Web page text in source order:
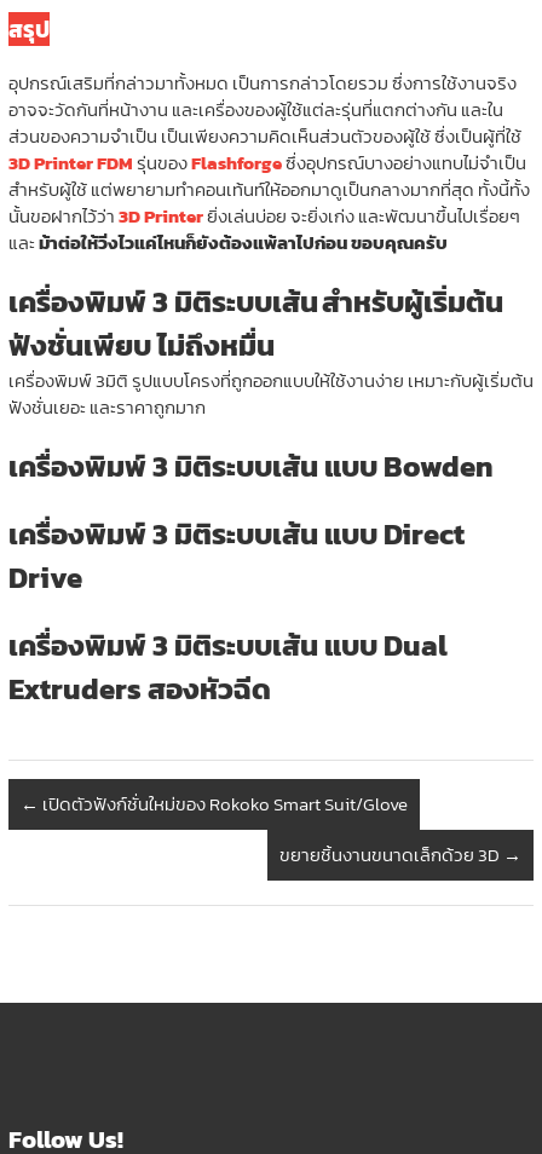
สรุป
อุปกรณ์เสริมที่กล่าวมาทั้งหมด เป็นการกล่าวโดยรวม ซึ่งการใช้งานจริง
อาจจะวัดกันที่หน้างาน และเครื่องของผู้ใช้แต่ละรุ่นที่แตกต่างกัน และใน
ส่วนของความจำเป็น เป็นเพียงความคิดเห็นส่วนตัวของผู้ใช้ ซึ่งเป็นผู้ที่ใช้
3D Printer FDMรุ่นของFlashforgeซึ่งอุปกรณ์บางอย่างแทบไม่จำเป็น
สำหรับผู้ใช้ แต่พยายามทำคอนเท้นท์ให้ออกมาดูเป็นกลางมากที่สุด ทั้งนี้ทั้ง
นั้นขอฝากไว้ว่า3D Printerยิ่งเล่นบ่อย จะยิ่งเก่ง และพัฒนาขึ้นไปเรื่อยๆ
และม้าต่อให้วิ่งไวแค่ไหนก็ยังต้องแพ้ลาไปก่อน ขอบคุณครับ
เครื่องพิมพ์ 3 มิติระบบเส้นสำหรับผู้เริ่มต้น
ฟังชั่นเพียบ ไม่ถึงหมื่น
เครื่องพิมพ์ 3มิติ รูปแบบโครงที่ถูกออกแบบให้ใช้งานง่าย เหมาะกับผู้เริ่มต้น
ฟังชั่นเยอะ และราคาถูกมาก
เครื่องพิมพ์ 3 มิติระบบเส้น แบบ Bowden
เครื่องพิมพ์ 3 มิติระบบเส้น แบบ Direct
Drive
เครื่องพิมพ์ 3 มิติระบบเส้น แบบ Dual
Extruders สองหัวฉีด
← เปิดตัวฟังก์ชั่นใหม่ของ Rokoko Smart Suit/Glove
ขยายชิ้นงานขนาดเล็กด้วย 3D →
Follow Us!